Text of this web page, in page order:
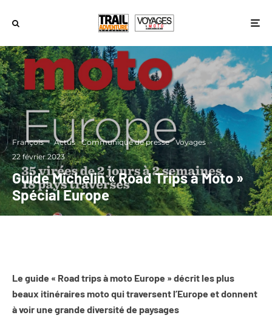
François · Actus Communiqué de presse Voyages ·
22 février 2023
Guide Michelin « Road Trips à Moto »
Spécial Europe
Le guide « Road trips à moto Europe » décrit les plus
beaux itinéraires moto qui traversent l’Europe et donnent
à voir une grande diversité de paysages